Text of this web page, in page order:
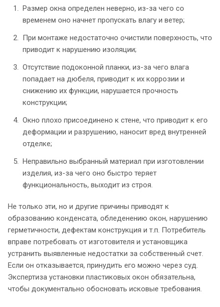
Размер окна определен неверно, из-за чего со
временем оно начнет пропускать влагу и ветер;
При монтаже недостаточно очистили поверхность, что
приводит к нарушению изоляции;
Отсутствие подоконной планки, из-за чего влага
попадает на дюбеля, приводит к их коррозии и
снижению их функции, нарушается прочность
конструкции;
Окно плохо присоединено к стене, что приводит к его
деформации и разрушению, наносит вред внутренней
отделке;
Неправильно выбранный материал при изготовлении
изделия, из-за чего оно быстро теряет
функциональность, выходит из строя.
Не только эти, но и другие причины приводят к
образованию конденсата, обледенению окон, нарушению
герметичности, дефектам конструкция и т.п. Потребитель
вправе потребовать от изготовителя и установщика
устранить выявленные недостатки за собственный счет.
Если он отказывается, принудить его можно через суд.
Экспертиза установки пластиковых окон обязательна,
чтобы документально обосновать исковые требования.